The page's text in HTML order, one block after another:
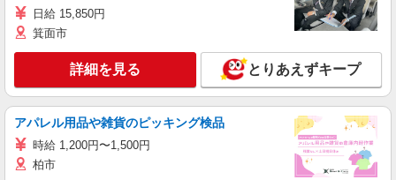
日給 15,850円
箕面市
詳細を見る とりあえずキープ
アパレル用品や雑貨のピッキング検品
時給 1,200円〜1,500円
柏市